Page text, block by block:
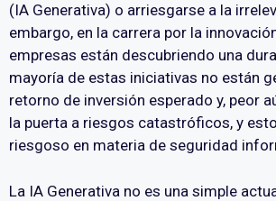
(IA Generativa) o arriesgarse a la
embargo, en la carrera por la
empresas están descubriendo una
mayoría de estas iniciativas no están
retorno de inversión esperado y, peor
la puerta a riesgos catastróficos, y
riesgoso en materia de seguridad
La IA Generativa no es una simple